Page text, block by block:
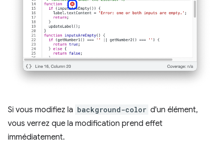
Si vous modifiez la background-color d'un élément,
vous verrez que la modification prend effet
immédiatement.